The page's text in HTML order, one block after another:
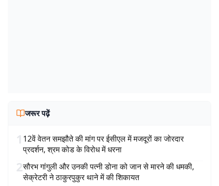
जरूर पढ़ें
1 12वें वेतन समझौते की मांग पर ईसीएल में मजदूरों का जोरदार
प्रदर्शन, श्रम कोड के विरोध में धरना
2सौरभ गांगुली और उनकी पत्नी डोना को जान से मारने की धमकी,
सेक्रेटरी ने ठाकुरपुकुर थाने में की शिकायत